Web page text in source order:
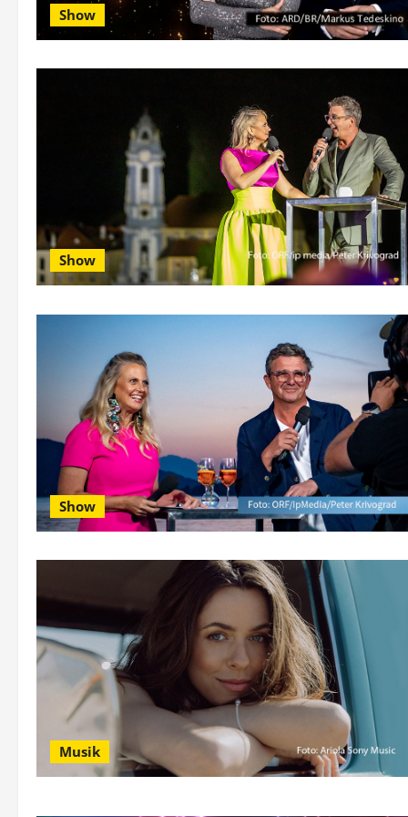
Show
Show
Show
Musik